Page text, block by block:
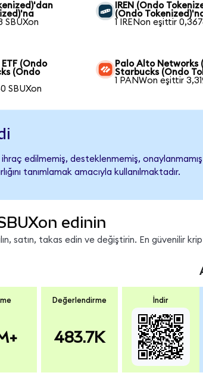
SBUXon
IREN (Ondo
(Ondo
1 IRENon eşittir
(Ondo
(Ondo
SBUXon
Palo Alto Networks
Starbucks (Ondo
1 PANWon eşittir
edilmemiş, desteklenmemiş,
tanımlamak amacıyla kullanılmaktadır.
edinin
satın, takas edin ve değiştirin. En güvenilir
Değerlendirme
483.7K
İndir